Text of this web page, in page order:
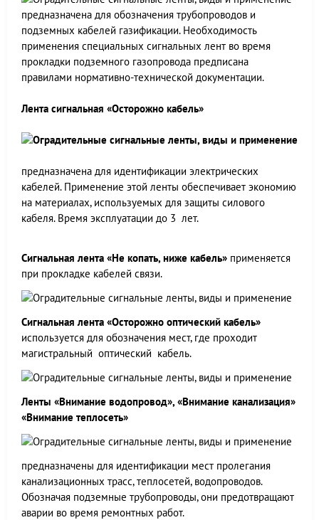
предназначена для обозначения трубопроводов и
подземных кабелей газификации. Необходимость
применения специальных сигнальных лент во время
прокладки подземного газопровода предписана
правилами нормативно-технической документации.
Лента сигнальная «Осторожно кабель»
предназначена для идентификации электрических
кабелей. Применение этой ленты обеспечивает экономию
на материалах, используемых для защиты силового
кабеля. Время эксплуатации до 3 лет.
Сигнальная лента «Не копать, ниже кабель» применяется
при прокладке кабелей связи.
Сигнальная лента «Осторожно оптический кабель»
используется для обозначения мест, где проходит
магистральный оптический кабель.
Ленты «Внимание водопровод», «Внимание канализация»
«Внимание теплосеть»
предназначены для идентификации мест пролегания
канализационных трасс, теплосетей, водопроводов.
Обозначая подземные трубопроводы, они предотвращают
аварии во время ремонтных работ.